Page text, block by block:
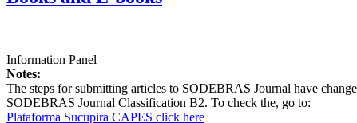
Information Panel
Notes:
The steps for submitting articles to SODEBRAS Journal have
SODEBRAS Journal Classification B2. To check the, go to:
Plataforma Sucupira CAPES click here